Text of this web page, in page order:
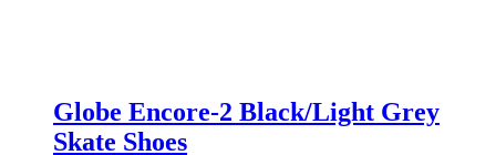
Globe Encore-2 Black/Light Grey
Skate Shoes